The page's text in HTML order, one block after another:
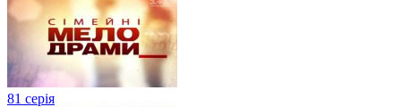
81 серія